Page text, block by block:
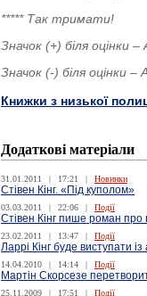
***** Так тримати!
Значок (+) біля оцінки
Значок (-) біля оцінки
Книжки з низької
Додаткові матеріали
31.01.2011 | 17:21 | Новинки
Стівен Кінг. «Під куполом»
03.03.2011 | 22:06 | Події
Стівен Кінг пише роман про
23.02.2011 | 13:47 | Події
Ларрі Кінг буде виступати
14.04.2010 | 14:14 | Події
Мартін Скорсезе
25.11.2009 | 17:51 | Події